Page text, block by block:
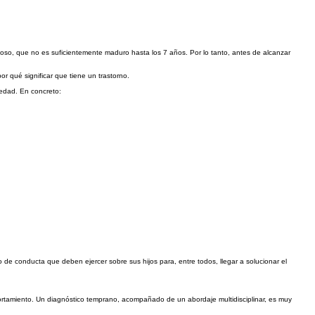
que no es suficientemente maduro hasta los 7 años. Por lo tanto, antes de alcanzar
qué significar que tiene un trastorno.
En concreto:
conducta que deben ejercer sobre sus hijos para, entre todos, llegar a solucionar el
Un diagnóstico temprano, acompañado de un abordaje multidisciplinar, es muy